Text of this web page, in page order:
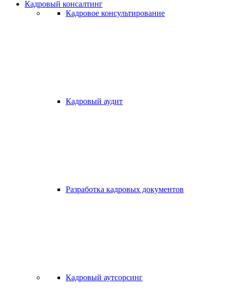
Кадровый консалтинг
Кадровое консультирование
Кадровый аудит
Разработка кадровых документов
Кадровый аутсорсинг